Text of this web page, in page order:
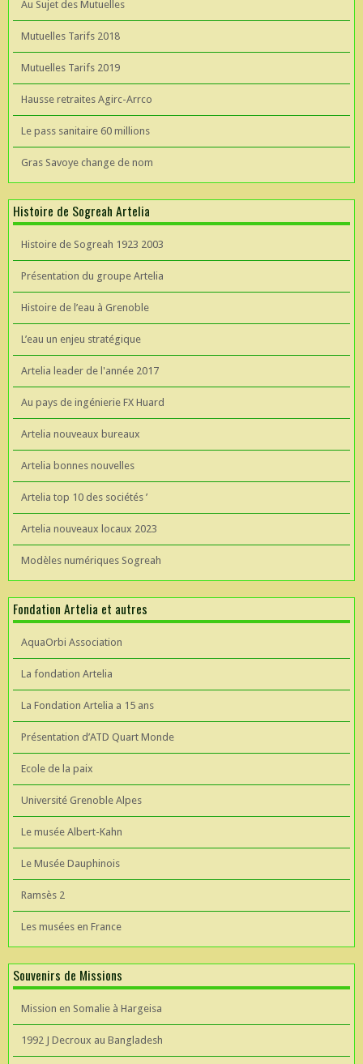
Au Sujet des Mutuelles
Mutuelles Tarifs 2018
Mutuelles Tarifs 2019
Hausse retraites Agirc-Arrco
Le pass sanitaire 60 millions
Gras Savoye change de nom
Histoire de Sogreah Artelia
Histoire de Sogreah 1923 2003
Présentation du groupe Artelia
Histoire de l’eau à Grenoble
L’eau un enjeu stratégique
Artelia leader de l'année 2017
Au pays de ingénierie FX Huard
Artelia nouveaux bureaux
Artelia bonnes nouvelles
Artelia top 10 des sociétés ’
Artelia nouveaux locaux 2023
Modèles numériques Sogreah
Fondation Artelia et autres
AquaOrbi Association
La fondation Artelia
La Fondation Artelia a 15 ans
Présentation d’ATD Quart Monde
Ecole de la paix
Université Grenoble Alpes
Le musée Albert-Kahn
Le Musée Dauphinois
Ramsès 2
Les musées en France
Souvenirs de Missions
Mission en Somalie à Hargeisa
1992 J Decroux au Bangladesh